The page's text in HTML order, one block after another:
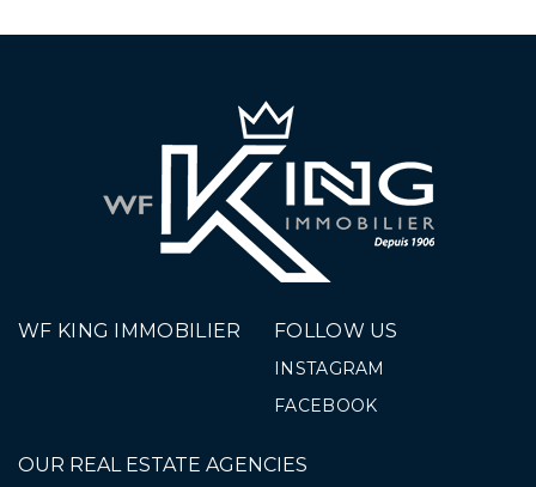
WF KING IMMOBILIER FOLLOW US
INSTAGRAM
FACEBOOK
OUR REAL ESTATE AGENCIES